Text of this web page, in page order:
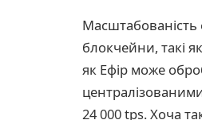
блокчейни, такі
як Ефір може
24 000 tps. Хоча